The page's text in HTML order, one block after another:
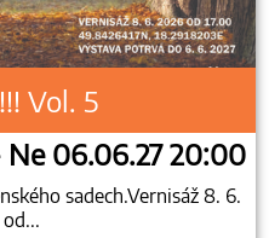
Vol. 5
06.06.27 20:00
sadech.Vernisáž 8. 6.